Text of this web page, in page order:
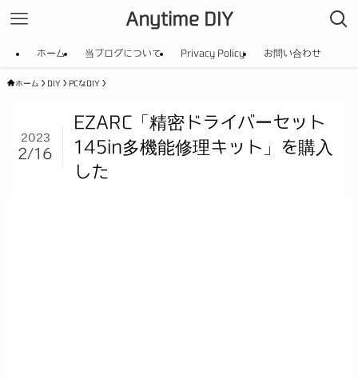
Anytime DIY
ホーム 当ブログについて Privacy Policy お問い合わせ
ホーム DIY PCなDIY
EZARC「精密ドライバーセット
145in多機能修理キット」を購入
した
2023
2/16